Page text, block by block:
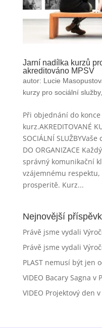
Jarní nadílka kurzů
akreditováno MPSV
autor: Lucie
kurzy pro sociální služby,
Při objednání do
kurz.AKREDITOVANÉ
SOCIÁLNÍ
DO ORGANIZACE
správný komunikační
vzájemnému
prosperitě. Kurz...
Nejnovější
Právě jsme vydali
Právě jsme vydali
PLAST nemusí být jen
VIDEO Bacary Sagna v
VIDEO Projektový den